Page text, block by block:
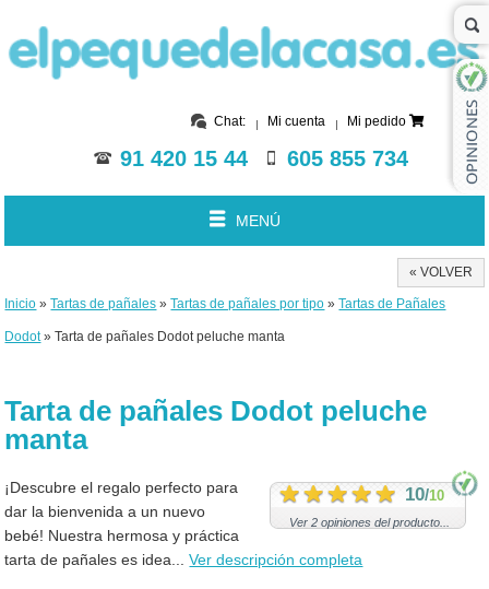
Chat: Mi cuenta Mi pedido
91 420 15 44 605 855 734
MENÚ
« VOLVER
Inicio »Tartas de pañales »Tartas de pañales por tipo »Tartas de Pañales
Dodot» Tarta de pañales Dodot peluche manta
Tarta de pañales Dodot peluche
manta
10/10
Ver 2 opiniones del producto...
¡Descubre el regalo perfecto para
dar la bienvenida a un nuevo
bebé! Nuestra hermosa y práctica
tarta de pañales es idea...
Ver descripción completa